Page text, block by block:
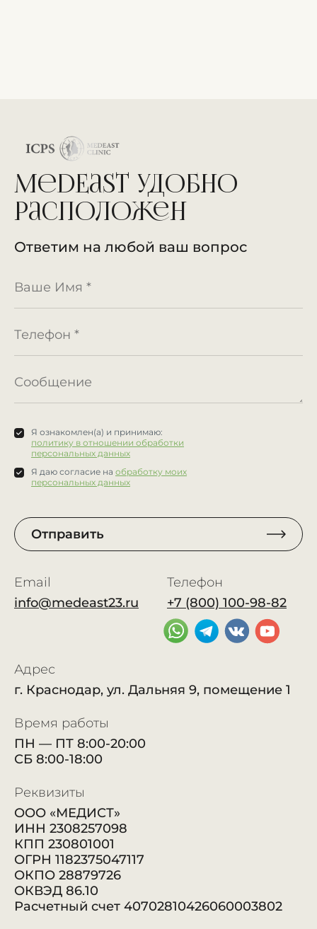
MedEast удобно
расположен
Ответим на любой ваш вопрос
Я ознакомлен(а) и принимаю:
политику в отношении обработки
персональных данных
Я даю согласие на обработку моих
персональных данных
Отправить
Адрес
г. Краснодар, ул. Дальняя 9, помещение 1
Email
info@medeast23.ru
Время работы
ПН — ПТ 8:00-20:00
СБ 8:00-18:00
Телефон
+7 (800) 100-98-82
Реквизиты
ООО «МЕДИСТ»
ИНН 2308257098
КПП 230801001
ОГРН 1182375047117
ОКПО 28879726
ОКВЭД 86.10
Расчетный счет 40702810426060003802